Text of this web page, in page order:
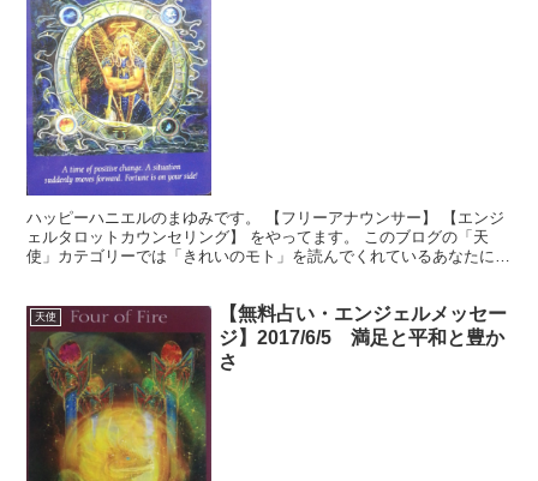
ハッピーハニエルのまゆみです。 【フリーアナウンサー】 【エンジ
ェルタロットカウンセリング】 をやってます。 このブログの「天
使」カテゴリーでは「きれいのモト」を読んでくれているあなたに、
天使
【無料占い・エンジェルメッセー
ジ】2017/6/5 満足と平和と豊か
さ